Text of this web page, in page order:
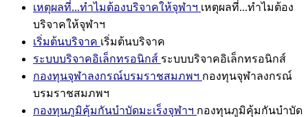
เหตุผลที่...ทำไมต้องบริจาคให้จุฬาฯ เหตุผลที่...ทำไมต้อง
บริจาคให้จุฬาฯ
เริ่มต้นบริจาค เริ่มต้นบริจาค
ระบบบริจาคอิเล็กทรอนิกส์ ระบบบริจาคอิเล็กทรอนิกส์
กองทุนจุฬาลงกรณ์บรมราชสมภพฯ กองทุนจุฬาลงกรณ์
บรมราชสมภพฯ
กองทุนภูมิคุ้มกันบำบัดมะเร็งจุฬาฯ กองทุนภูมิคุ้มกันบำบัด